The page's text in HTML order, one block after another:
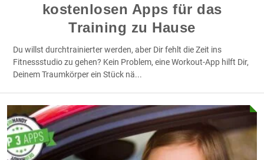
kostenlosen Apps für das
Training zu Hause
Du willst durchtrainierter werden, aber Dir fehlt die Zeit ins
Fitnessstudio zu gehen? Kein Problem, eine Workout-App hilft Dir,
Deinem Traumkörper ein Stück nä...